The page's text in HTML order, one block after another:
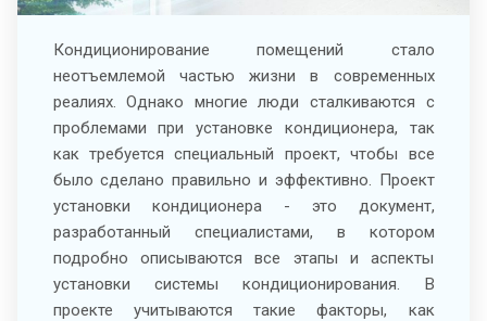
Кондиционирование помещений стало
неотъемлемой частью жизни в современных
реалиях. Однако многие люди сталкиваются с
проблемами при установке кондиционера, так
как требуется специальный проект, чтобы все
было сделано правильно и эффективно. Проект
установки кондиционера - это документ,
разработанный специалистами, в котором
подробно описываются все этапы и аспекты
установки системы кондиционирования. В
проекте учитываются такие факторы, как